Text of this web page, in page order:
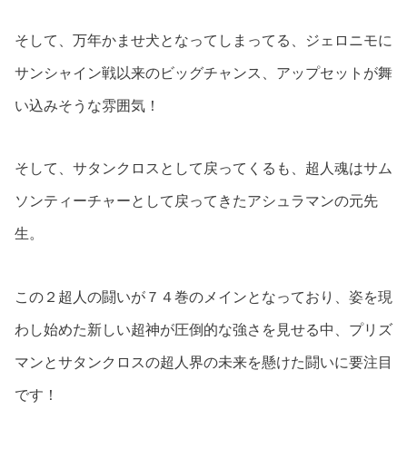
そして、万年かませ犬となってしまってる、ジェロニモに
サンシャイン戦以来のビッグチャンス、アップセットが舞
い込みそうな雰囲気！
そして、サタンクロスとして戻ってくるも、超人魂はサム
ソンティーチャーとして戻ってきたアシュラマンの元先
生。
この２超人の闘いが７４巻のメインとなっており、姿を現
わし始めた新しい超神が圧倒的な強さを見せる中、プリズ
マンとサタンクロスの超人界の未来を懸けた闘いに要注目
です！